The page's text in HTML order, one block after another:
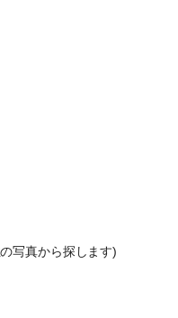
写真から探します)